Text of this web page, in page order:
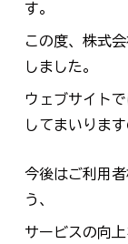
す。
この度、株式
しました。
ウェブサイト
してまいりま
今後はご利用
う、
サービスの向